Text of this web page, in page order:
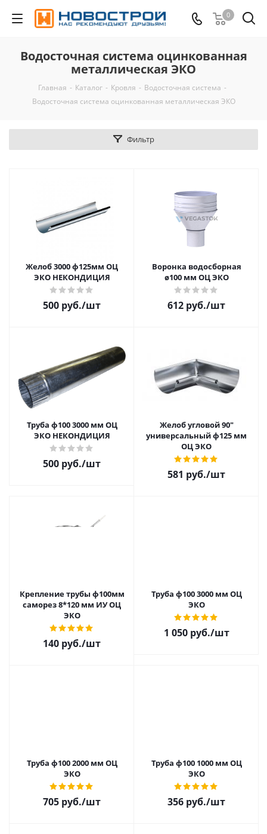
0
Водосточная система оцинкованная
металлическая ЭКО
Главная - Каталог - Кровля - Водосточная система -
Водосточная система оцинкованная металлическая ЭКО
Фильтр
Желоб 3000 ф125мм ОЦ
ЭКО НЕКОНДИЦИЯ
500 руб./шт
Воронка водосборная
ø100 мм ОЦ ЭКО
612 руб./шт
Труба ф100 3000 мм ОЦ
ЭКО НЕКОНДИЦИЯ
500 руб./шт
Желоб угловой 90"
универсальный ф125 мм
ОЦ ЭКО
581 руб./шт
Крепление трубы ф100мм
саморез 8*120 мм ИУ ОЦ
ЭКО
140 руб./шт
Труба ф100 3000 мм ОЦ
ЭКО
1 050 руб./шт
Труба ф100 2000 мм ОЦ
ЭКО
705 руб./шт
Труба ф100 1000 мм ОЦ
ЭКО
356 руб./шт